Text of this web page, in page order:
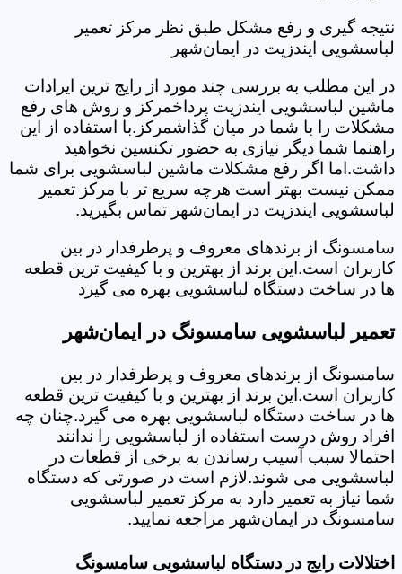
نتیجه گیری و رفع مشکل طبق نظر مرکز تعمیر
لباسشویی ایندزیت در ایمان‌شهر
در این مطلب به بررسی چند مورد از رایج ترین ایرادات
ماشین لباسشویی ایندزیت پرداخمرکز و روش های رفع
مشکلات را با شما در میان گذاشمرکز.با استفاده از این
راهنما شما دیگر نیازی به حضور تکنسین نخواهید
داشت.اما اگر رفع مشکلات ماشین لباسشویی برای شما
ممکن نیست بهتر است هرچه سریع تر با مرکز تعمیر
لباسشویی ایندزیت در ایمان‌شهر تماس بگیرید.
سامسونگ از برندهای معروف و پرطرفدار در بین
کاربران است.این برند از بهترین و با کیفیت ترین قطعه
ها در ساخت دستگاه لباسشویی بهره می گیرد
تعمیر لباسشویی سامسونگ در ایمان‌شهر
سامسونگ از برندهای معروف و پرطرفدار در بین
کاربران است.این برند از بهترین و با کیفیت ترین قطعه
ها در ساخت دستگاه لباسشویی بهره می گیرد.چنان چه
افراد روش درست استفاده از لباسشویی را ندانند
احتمالا سبب آسیب رساندن به برخی از قطعات در
لباسشویی می شوند.لازم است در صورتی که دستگاه
شما نیاز به تعمیر دارد به مرکز تعمیر لباسشویی
سامسونگ در ایمان‌شهر مراجعه نمایید.
اختلالات رایج در دستگاه لباسشویی سامسونگ